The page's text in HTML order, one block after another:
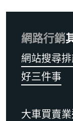
網路行銷
網站搜尋
好三件事
大車買賣